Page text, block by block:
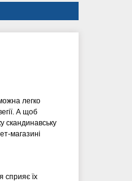
легко
А щоб
скандинавську
магазині
сприяє їх